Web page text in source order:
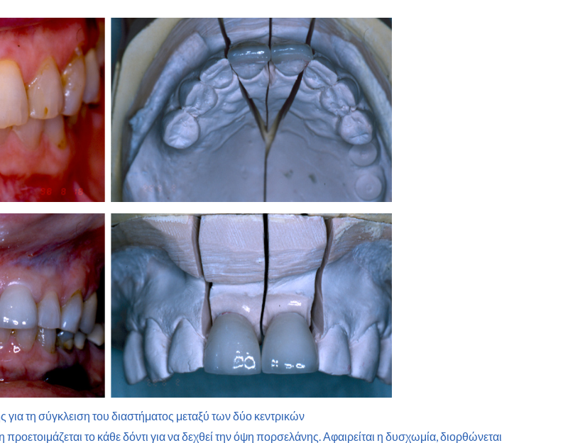
τη σύγκλειση του διαστήματος μεταξύ των δύο κεντρικών
το κάθε δόντι για να δεχθεί την όψη πορσελάνης. Αφαιρείται η δυσχωμία, διορθώνεται